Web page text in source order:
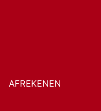
AFREKENEN